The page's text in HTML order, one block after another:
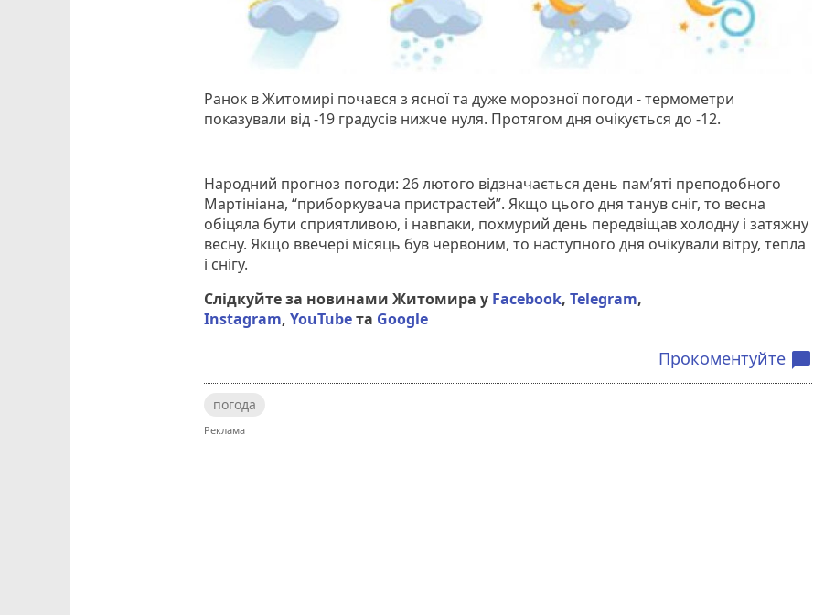
Ранок в Житомирі почався з ясної та дуже морозної погоди - термометри
показували від -19 градусів нижче нуля. Протягом дня очікується до -12.
Народний прогноз погоди: 26 лютого відзначається день пам’яті преподобного
Мартініана, “приборкувача пристрастей”. Якщо цього дня танув сніг, то весна
обіцяла бути сприятливою, і навпаки, похмурий день передвіщав холодну і затяжну
весну. Якщо ввечері місяць був червоним, то наступного дня очікували вітру, тепла
і снігу.
Слідкуйте за новинами Житомира у Facebook,Telegram,
Instagram,YouTubeта Google
Прокоментуйте chat_bubble
погода